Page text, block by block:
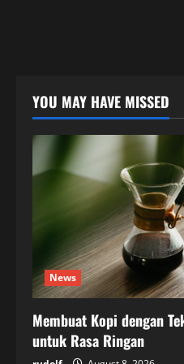
YOU MAY HAVE MISSED
News
Membuat Kopi dengan
untuk Rasa Ringan